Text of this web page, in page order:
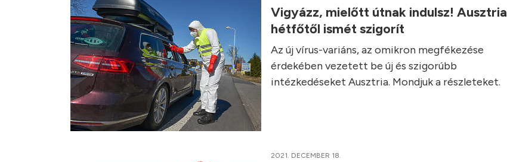
Vigyázz, mielőtt útnak indulsz! Ausztria
hétfőtől ismét szigorít
Az új vírus-variáns, az omikron megfékezése
érdekében vezetett be új és szigorúbb
intézkedéseket Ausztria. Mondjuk a részleteket.
2021. DECEMBER 18.